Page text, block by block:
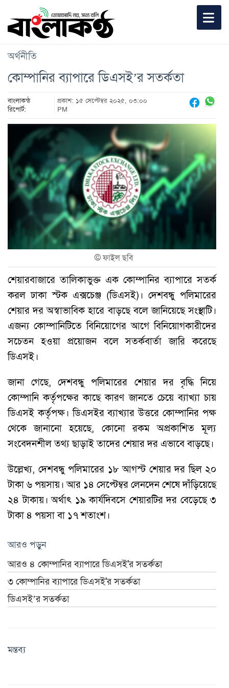
অর্থনীতি
কোম্পানির ব্যাপারে ডিএসই’র সতর্কতা
বাংলাকন্ঠ
রিপোর্ট:
প্রকাশ: ১৫ সেপ্টেম্বর ২০২৫, ০৩:০০
PM
©ফাইল ছবি
শেয়ারবাজারে তালিকাভুক্ত এক কোম্পানির ব্যাপারে সতর্ক
করল ঢাকা স্টক এক্সচেঞ্জ (ডিএসই)। দেশবন্ধু পলিমারের
শেয়ার দর অস্বাভাবিক হারে বাড়ছে বলে জানিয়েছে সংস্থাটি।
এজন্য কোম্পানিটিতে বিনিয়োগের আগে বিনিয়োগকারীদের
সচেতন হওয়া প্রয়োজন বলে সতর্কবার্তা জারি করেছে
ডিএসই।
জানা গেছে, দেশবন্ধু পলিমারের শেয়ার দর বৃদ্ধি নিয়ে
কোম্পানি কর্তৃপক্ষের কাছে কারণ জানতে চেয়ে ব্যাখ্যা চায়
ডিএসই কর্তৃপক্ষ। ডিএসইর ব্যাখ্যার উত্তরে কোম্পানির পক্ষ
থেকে জানানো হয়েছে, কোনো রকম অপ্রকাশিত মূল্য
সংবেদনশীল তথ্য ছাড়াই তাদের শেয়ার দর এভাবে বাড়ছে।
উল্লেখ্য, দেশবন্ধু পলিমারের ১৮ আগস্ট শেয়ার দর ছিল ২০
টাকা ৬ পয়সায়। আর ১৪ সেপ্টেম্বর লেনদেন শেষে দাঁড়িয়েছে
২৪ টাকায়। অর্থাৎ ১৯ কার্যদিবসে শেয়ারটির দর বেড়েছে ৩
টাকা ৪ পয়সা বা ১৭ শতাংশ।
আরও পড়ুন
আরও ৪ কোম্পানির ব্যাপারে ডিএসই'র সতর্কতা
৩ কোম্পানির ব্যাপারে ডিএসই'র সতর্কতা
ডিএসই’র সতর্কতা
মন্তব্য